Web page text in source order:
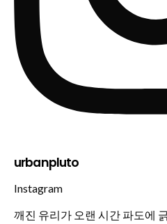
urbanpluto
Instagram
깨진 유리가 오랜 시간 파도에